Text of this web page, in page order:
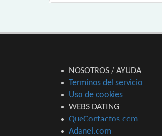
NOSOTROS / AYUDA
Terminos del servicio
Uso de cookies
WEBS DATING
QueContactos.com
Adanel.com